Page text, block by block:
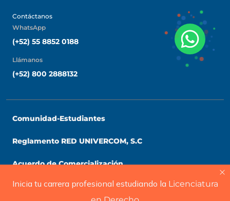
Inicia tu carrera profesional estudiando la Licenciatura
Contáctanos
WhatsApp
(+52) 55 8852 0188
Llámanos
(+52) 800 2888132
Comunidad-Estudiantes
Reglamento RED UNIVERCOM, S.C
Acuerdo de Comercialización
Carreras Universitarias
UVG Universidad
Te brindamos información solo